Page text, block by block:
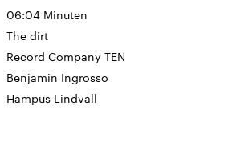
06:04 Minuten
The dirt
Record Company TEN
Benjamin Ingrosso
Hampus Lindvall